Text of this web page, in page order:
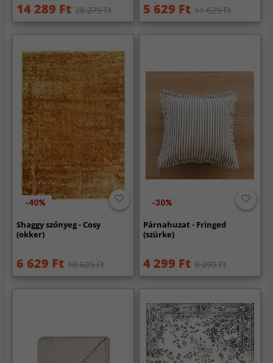
14 289 Ft 28 279 Ft 5 629 Ft 11 629 Ft
-40%
Shaggy szőnyeg - Cosy
(okker)
6 629 Ft 10 629 Ft
-30%
Párnahuzat - Fringed
(szürke)
4 299 Ft 8 299 Ft